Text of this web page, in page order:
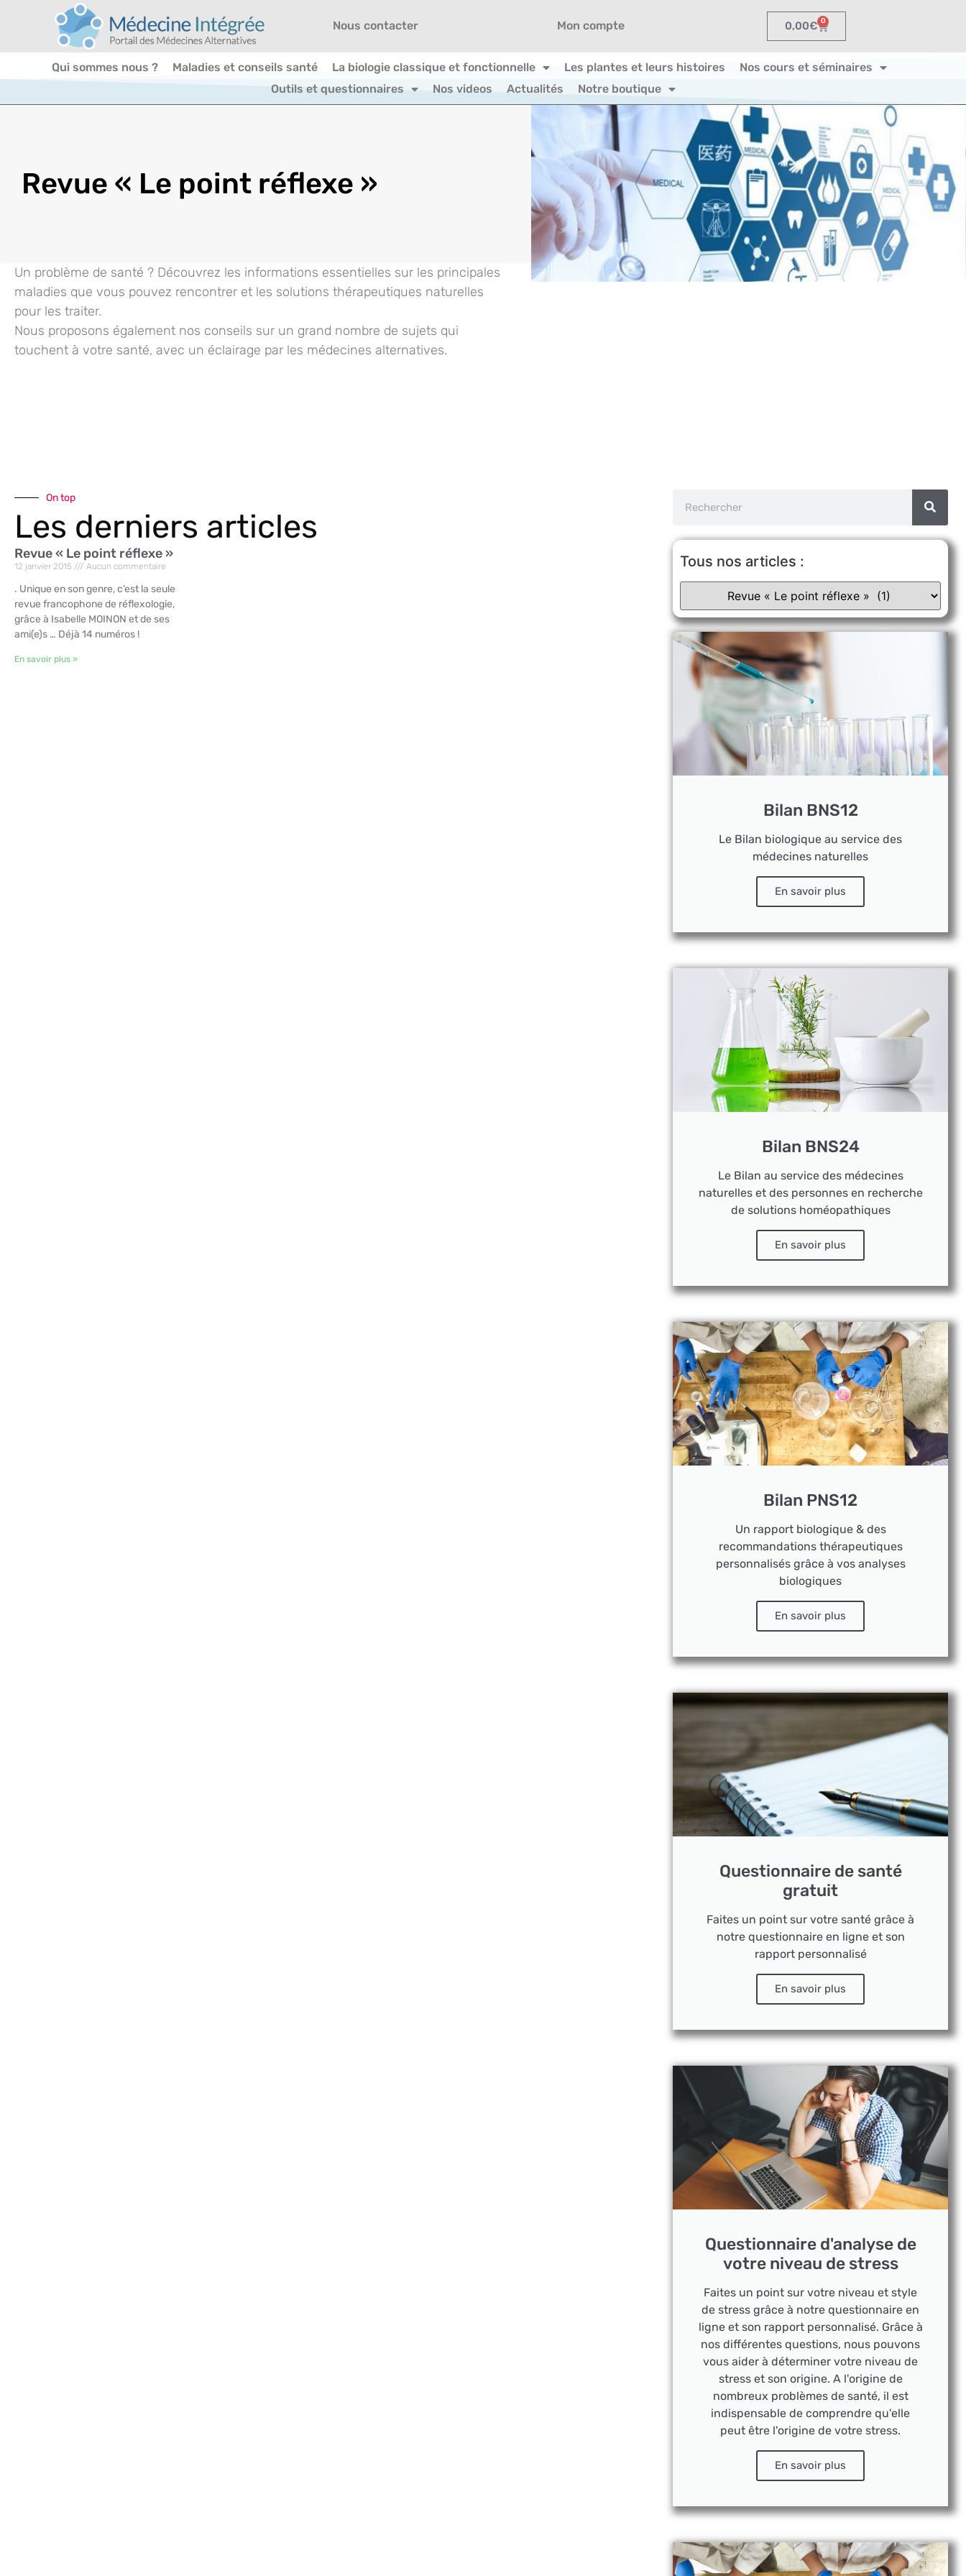
Nous contacter Mon compte 0,00€ 0
Qui sommes nous ? Maladies et conseils santé La biologie classique et fonctionnelle Les plantes et leurs histoires
Nos cours et séminaires
Outils et questionnaires
Nos videos Actualités Notre boutique
Revue « Le point réflexe »
Un problème de santé ? Découvrez les informations essentielles sur les principales
maladies que vous pouvez rencontrer et les solutions thérapeutiques naturelles
pour les traiter.
Nous proposons également nos conseils sur un grand nombre de sujets qui
touchent à votre santé, avec un éclairage par les médecines alternatives.
On top
Les derniers articles
Revue « Le point réflexe »
12 janvier 2015 Aucun commentaire
. Unique en son genre, c’est la seule
revue francophone de réflexologie,
grâce à Isabelle MOINON et de ses
ami(e)s … Déjà 14 numéros !
En savoir plus »
Tous nos articles :
Bilan BNS12
Le Bilan biologique au service des
médecines naturelles
En savoir plus
Bilan BNS24
Le Bilan au service des médecines
naturelles et des personnes en recherche
de solutions homéopathiques
En savoir plus
Bilan PNS12
Un rapport biologique & des
recommandations thérapeutiques
personnalisés grâce à vos analyses
biologiques
En savoir plus
Questionnaire de santé
gratuit
Faites un point sur votre santé grâce à
notre questionnaire en ligne et son
rapport personnalisé
En savoir plus
Questionnaire d'analyse de
votre niveau de stress
Faites un point sur votre niveau et style
de stress grâce à notre questionnaire en
ligne et son rapport personnalisé. Grâce à
nos différentes questions, nous pouvons
vous aider à déterminer votre niveau de
stress et son origine. A l'origine de
nombreux problèmes de santé, il est
indispensable de comprendre qu'elle
peut être l'origine de votre stress.
En savoir plus